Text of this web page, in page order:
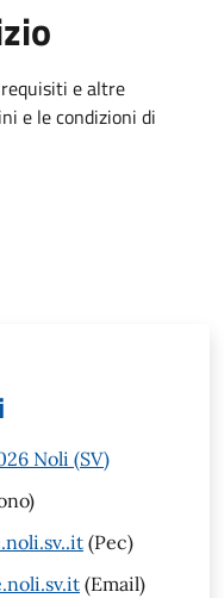
e altre
e le condizioni di
Noli (SV)
(Pec)
(Email)